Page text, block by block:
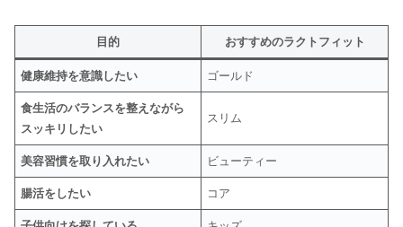
目的 おすすめのラクトフィット
健康維持を意識したい ゴールド
食生活のバランスを整えながら
スッキリしたい
スリム
美容習慣を取り入れたい ビューティー
腸活をしたい コア